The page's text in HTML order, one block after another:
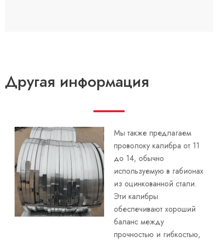
Другая информация
Мы также предлагаем
проволоку калибра от 11
до 14, обычно
используемую в габионах
из оцинкованной стали.
Эти калибры
обеспечивают хороший
баланс между
прочностью и гибкостью,